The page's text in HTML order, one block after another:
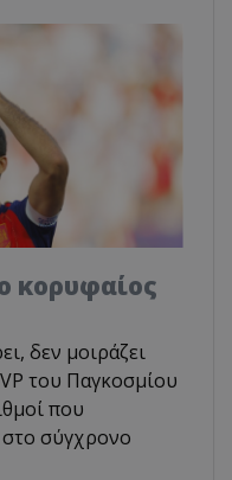
κορυφαίος
δεν μοιράζει
του Παγκοσμίου
που
στο σύγχρονο